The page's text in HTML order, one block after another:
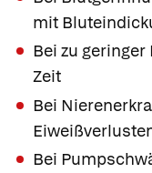
mit
Bei zu
Zeit
Bei
Bei